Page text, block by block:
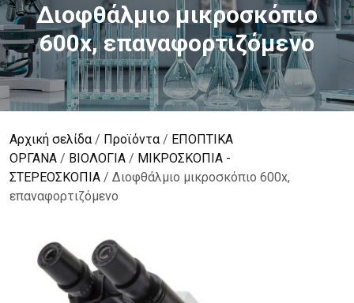
Διοφθάλμιο μικροσκόπιο
600x, επαναφορτιζόμενο
Αρχική σελίδα/ Προϊόντα/ ΕΠΟΠΤΙΚΑ
ΟΡΓΑΝΑ / ΒΙΟΛΟΓΙΑ / ΜΙΚΡΟΣΚΟΠΙΑ -
ΣΤΕΡΕOΣΚΟΠΙΑ / Διοφθάλμιο μικροσκόπιο 600x,
επαναφορτιζόμενο